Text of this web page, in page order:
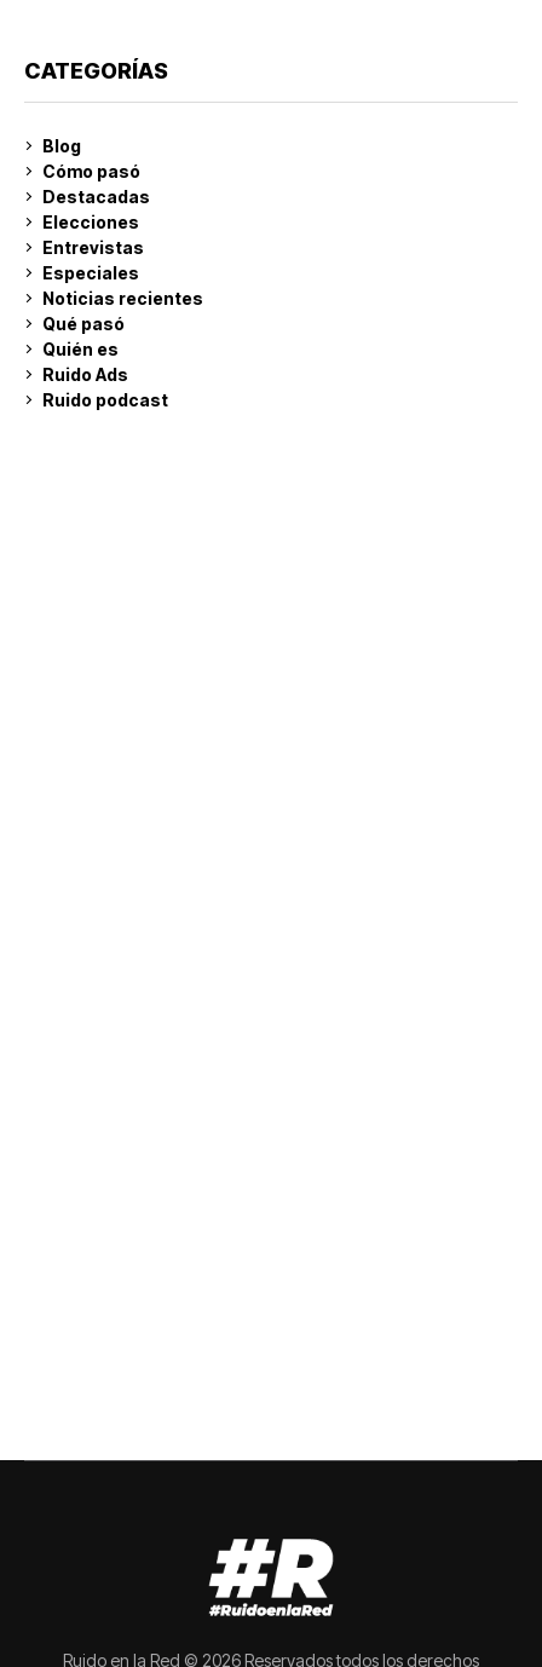
CATEGORÍAS
Blog
Cómo pasó
Destacadas
Elecciones
Entrevistas
Especiales
Noticias recientes
Qué pasó
Quién es
Ruido Ads
Ruido podcast
Ruido en la Red © 2026 Reservados todos los derechos